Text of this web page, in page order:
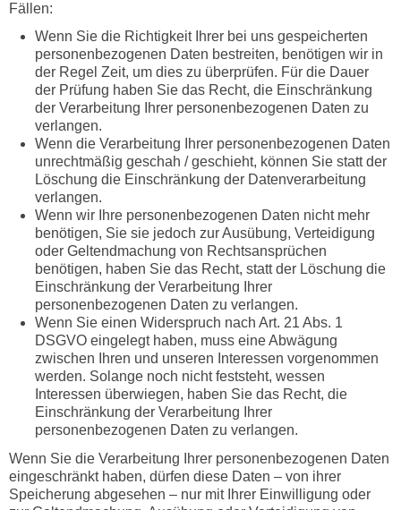
Fällen:
Wenn Sie die Richtigkeit Ihrer bei uns gespeicherten
personenbezogenen Daten bestreiten, benötigen wir in
der Regel Zeit, um dies zu überprüfen. Für die Dauer
der Prüfung haben Sie das Recht, die Einschränkung
der Verarbeitung Ihrer personenbezogenen Daten zu
verlangen.
Wenn die Verarbeitung Ihrer personenbezogenen Daten
unrechtmäßig geschah / geschieht, können Sie statt der
Löschung die Einschränkung der Datenverarbeitung
verlangen.
Wenn wir Ihre personenbezogenen Daten nicht mehr
benötigen, Sie sie jedoch zur Ausübung, Verteidigung
oder Geltendmachung von Rechtsansprüchen
benötigen, haben Sie das Recht, statt der Löschung die
Einschränkung der Verarbeitung Ihrer
personenbezogenen Daten zu verlangen.
Wenn Sie einen Widerspruch nach Art. 21 Abs. 1
DSGVO eingelegt haben, muss eine Abwägung
zwischen Ihren und unseren Interessen vorgenommen
werden. Solange noch nicht feststeht, wessen
Interessen überwiegen, haben Sie das Recht, die
Einschränkung der Verarbeitung Ihrer
personenbezogenen Daten zu verlangen.
Wenn Sie die Verarbeitung Ihrer personenbezogenen Daten
eingeschränkt haben, dürfen diese Daten – von ihrer
Speicherung abgesehen – nur mit Ihrer Einwilligung oder